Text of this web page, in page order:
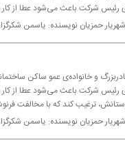
شركت باعث می‌شود عطا از
حمزیان نویسنده: یاسمن
و خانواده‌ی عمو ساكن
شركت باعث می‌شود عطا از
ترغیب كند كه با مخالفت
حمزیان نویسنده: یاسمن